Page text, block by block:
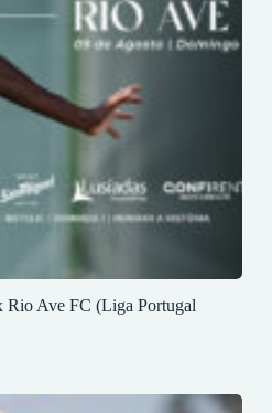
Ave FC (Liga Portugal